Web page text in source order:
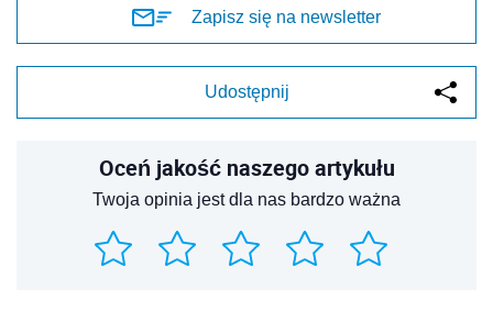
Zapisz się na newsletter
Udostępnij
Oceń jakość naszego artykułu
Twoja opinia jest dla nas bardzo ważna